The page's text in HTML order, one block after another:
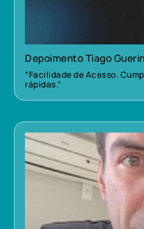
Depoimento Tiago
“Facilidade de Acesso.
rápidas.”